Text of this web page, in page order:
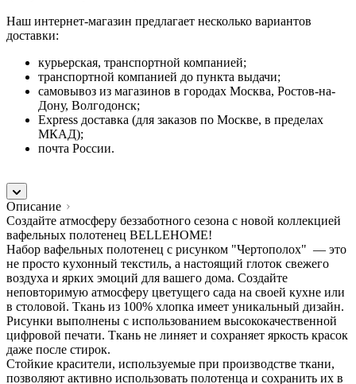
Наш интернет-магазин предлагает несколько вариантов
доставки:
курьерская, транспортной компанией;
транспортной компанией до пункта выдачи;
самовывоз из магазинов в городах Москва, Ростов-на-
Дону, Волгодонск;
Express доставка (для заказов по Москве, в пределах
МКАД);
почта России.
Описание
Создайте атмосферу беззаботного сезона с новой коллекцией
вафельных полотенец BELLEHOME!
Набор вафельных полотенец с рисунком "Чертополох" — это
не просто кухонный текстиль, а настоящий глоток свежего
воздуха и ярких эмоций для вашего дома. Создайте
неповторимую атмосферу цветущего сада на своей кухне или
в столовой. Ткань из 100% хлопка имеет уникальный дизайн.
Рисунки выполнены с использованием высококачественной
цифровой печати. Ткань не линяет и сохраняет яркость красок
даже после стирок.
Стойкие красители, используемые при производстве ткани,
позволяют активно использовать полотенца и сохранить их в